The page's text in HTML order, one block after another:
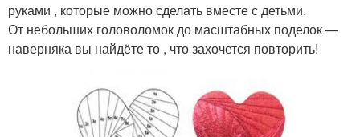
руками , которые можно сделать вместе с детьми.
От небольших головоломок до масштабных поделок —
наверняка вы найдёте то , что захочется повторить!